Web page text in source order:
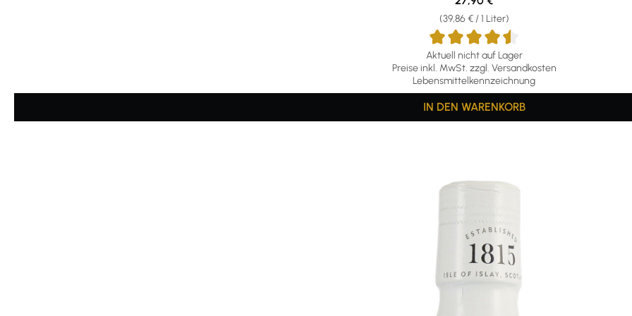
Aktuell nicht auf Lager
Preise inkl. MwSt. zzgl. Versandkosten
Lebensmittelkennzeichnung
(39,86 € / 1 Liter)
IN DEN WARENKORB